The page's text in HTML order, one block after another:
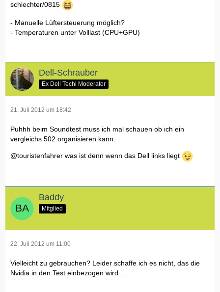
schlechter/0815
- Manuelle Lüftersteuerung möglich?
- Temperaturen unter Volllast (CPU+GPU)
Dell-Schrauber
Ex Dell Techi Moderator
21. Juli 2012 um 18:42
Puhhh beim Soundtest muss ich mal schauen ob ich ein
vergleichs 502 organisieren kann.
@touristenfahrer was ist denn wenn das Dell links liegt
Baddy
Mitglied
22. Juli 2012 um 11:00
Vielleicht zu gebrauchen? Leider schaffe ich es nicht, das die
Nvidia in den Test einbezogen wird...